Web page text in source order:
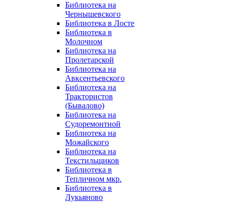
Библиотека на
Чернышевского
Библиотека в Лосте
Библиотека в
Молочном
Библиотека на
Пролетарской
Библиотека на
Авксентьевского
Библиотека на
Трактористов
(Бывалово)
Библиотека на
Судоремонтной
Библиотека на
Можайского
Библиотека на
Текстильщиков
Библиотека в
Тепличном мкр.
Библиотека в
Лукьяново